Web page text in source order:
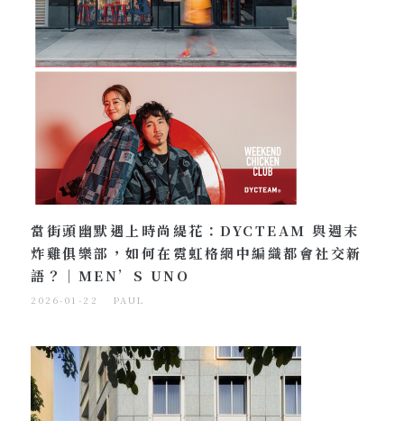
當街頭幽默遇上時尚緹花：DYCTEAM 與週末
炸雞俱樂部，如何在霓虹格網中編織都會社交新
語？｜MEN’S UNO
2026-01-22 PAUL